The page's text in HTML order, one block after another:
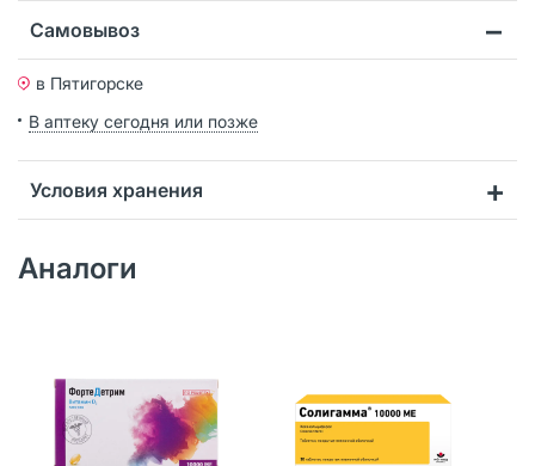
Самовывоз
в Пятигорске
В аптеку сегодня или позже
Условия хранения
Аналоги